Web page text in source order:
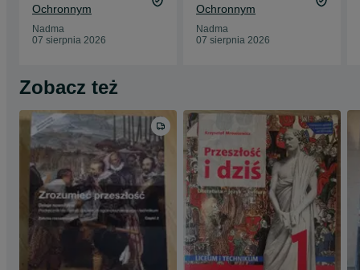
Ochronnym
Nadma
07 sierpnia 2026
Ochronnym
Nadma
07 sierpnia 2026
Zobacz też